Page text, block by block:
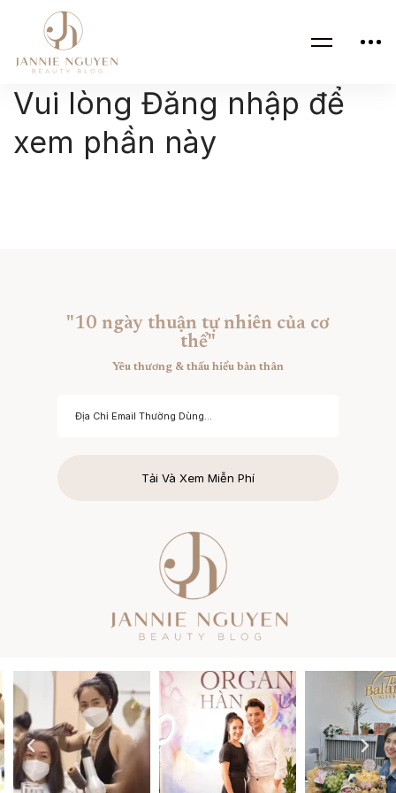
Vui lòng Đăng nhập để
xem phần này
"10 ngày thuận tự nhiên của cơ
thể"
Yêu thương & thấu hiểu bản thân
Tải Và Xem Miễn Phí